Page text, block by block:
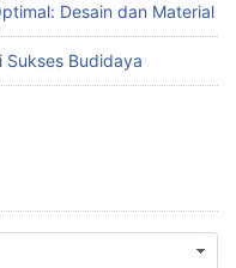
Desain dan Material
Budidaya